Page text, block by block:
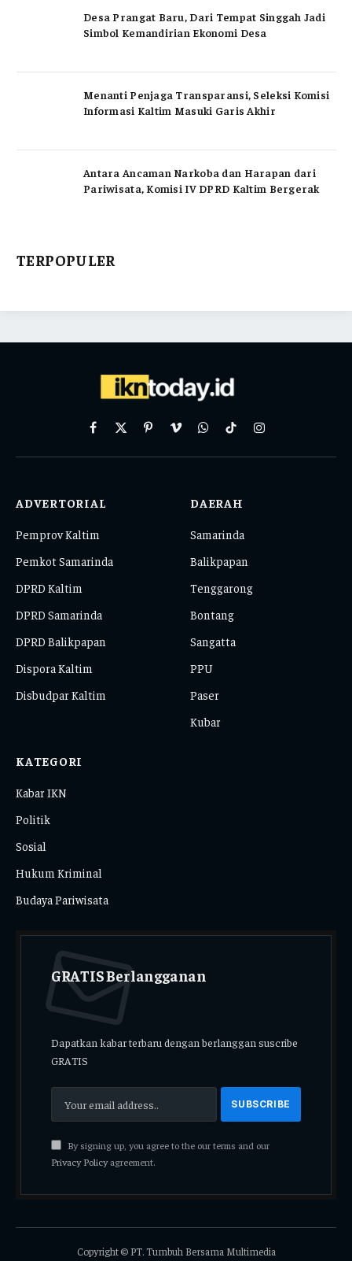
Desa Prangat Baru, Dari Tempat Singgah Jadi
Simbol Kemandirian Ekonomi Desa
Menanti Penjaga Transparansi, Seleksi Komisi
Informasi Kaltim Masuki Garis Akhir
Antara Ancaman Narkoba dan Harapan dari
Pariwisata, Komisi IV DPRD Kaltim Bergerak
TERPOPULER
Facebook
X
PinterestVimeoWhatsAppTikTokInstagram
ADVERTORIAL
Pemprov Kaltim
Pemkot Samarinda
DPRD Kaltim
DPRD Samarinda
DPRD Balikpapan
Dispora Kaltim
Disbudpar Kaltim
DAERAH
Samarinda
Balikpapan
Tenggarong
Bontang
Sangatta
PPU
Paser
Kubar
KATEGORI
Kabar IKN
Politik
Sosial
Hukum Kriminal
Budaya Pariwisata
GRATIS Berlangganan
Dapatkan kabar terbaru dengan berlanggan suscribe
GRATIS
By signing up, you agree to the our terms and our
Privacy Policyagreement.
Copyright © PT. Tumbuh Bersama Multimedia